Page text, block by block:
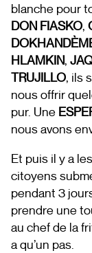
blanche pour
DON FIASKO,
HLAMKIN,
TRUJILLO, ils
nous offrir
pur. Une
nous avons
Et puis il y a
citoyens
pendant 3
prendre une
au chef de la
a qu’un pas.